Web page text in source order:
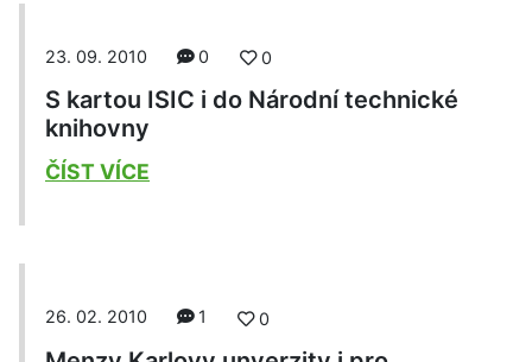
23. 09. 2010 0 0
S kartou ISIC i do Národní technické
knihovny
ČÍST VÍCE
26. 02. 2010 1 0